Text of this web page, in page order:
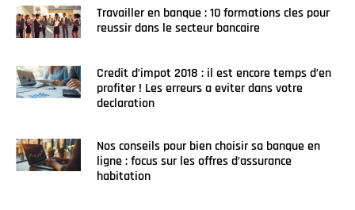
Travailler en banque : 10 formations cles pour
reussir dans le secteur bancaire
Credit d’impot 2018 : il est encore temps d’en
profiter ! Les erreurs a eviter dans votre
declaration
Nos conseils pour bien choisir sa banque en
ligne : focus sur les offres d’assurance
habitation